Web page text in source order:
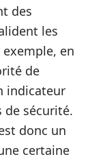
des
les
en
de
indicateur
de sécurité.
donc un
certaine